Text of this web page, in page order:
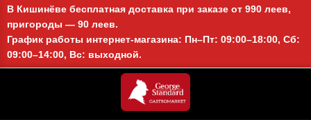
В Кишинёве бесплатная доставка при заказе от 990 леев,
пригороды — 90 леев.
График работы интернет-магазина: Пн–Пт: 09:00–18:00, Сб:
09:00–14:00, Вс: выходной.